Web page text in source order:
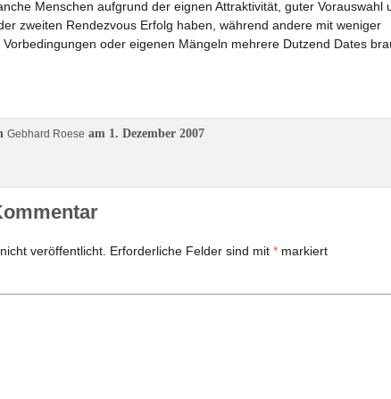
Menschen aufgrund der eignen Attraktivität, guter Vorauswahl
zweiten Rendezvous Erfolg haben, während andere mit weniger
oder eigenen Mängeln mehrere Dutzend Dates
Gebhard Roese am 1. Dezember 2007
veröffentlicht. Erforderliche Felder sind mit * markiert